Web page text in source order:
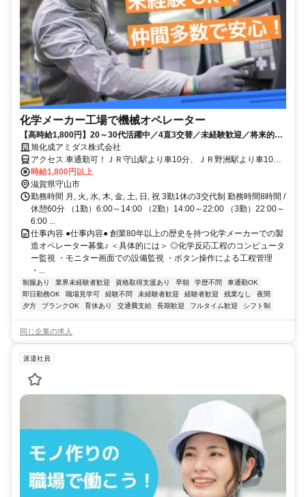
化学メーカー工場で機械オペレーター
【高時給1,800円】20～30代活躍中／4直3交替／未経験歓迎／将来的に
正社員登用可能性あり／フォークリフト資格取得支援あり
旭化成アミダス株式会社
アクセス 車通勤可！ＪＲ守山駅より車10分、ＪＲ野洲駅より車10
分、ＪＲ草津駅より車20分
時給1,800円以上
滋賀県守山市
勤務時間 月, 火, 水, 木, 金, 土, 日, 祝 3勤1休の3交代制 勤務時間8時間 /
休憩60分 （1勤）6:00～14:00 （2勤）14:00～22:00 （3勤）22:00～
6:00 ...
仕事内容 ●仕事内容● 創業80年以上の歴史を持つ化学メーカーでの製
造オペレーター募集♪ ＜具体的には＞ ◎化学反応工程のコンピュータ
ー監視 ・モニター画面での設備監視 ・ボタン操作による工程管理
・...
制服あり 業界未経験者歓迎 資格取得支援あり 早朝 学歴不問
車通勤OK
即日勤務OK
職場見学可 経験不問 未経験者歓迎 経験者歓迎 残業なし
夜間
夕方
ブランクOK 育休あり 交通費支給 長期歓迎 フルタイム歓迎 シフト制
同じ企業の求人
派遣社員